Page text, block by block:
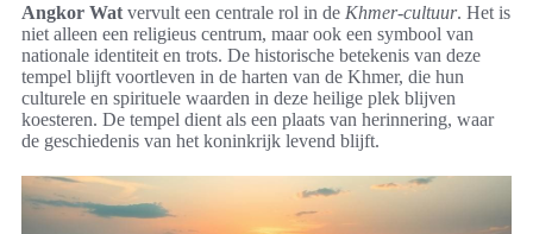
Angkor Wat vervult een centrale rol in de Khmer-cultuur. Het is
niet alleen een religieus centrum, maar ook een symbool van
nationale identiteit en trots. De historische betekenis van deze
tempel blijft voortleven in de harten van de Khmer, die hun
culturele en spirituele waarden in deze heilige plek blijven
koesteren. De tempel dient als een plaats van herinnering, waar
de geschiedenis van het koninkrijk levend blijft.